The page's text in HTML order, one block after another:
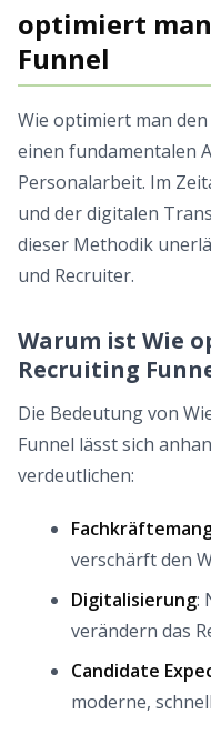
optimiert
Funnel
Wie optimiert man
einen fundamentalen
Personalarbeit. Im
und der digitalen
dieser Methodik
und Recruiter.
Warum ist Wie
Recruiting
Die Bedeutung von
Funnel lässt sich
verdeutlichen:
verschärft den
Digitalisierung:
verändern das
Candidate
moderne,